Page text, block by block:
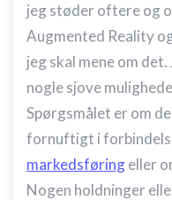
jeg støder oftere og
Augmented Reality
jeg skal mene om
nogle sjove
Spørgsmålet er om
fornuftigt i
markedsføringeller
Nogen holdninger